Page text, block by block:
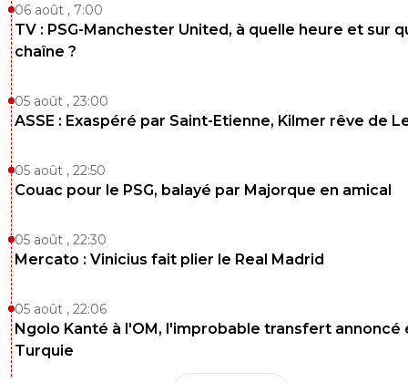
06 août , 7:00
TV : PSG-Manchester United, à quelle heure et sur
chaîne ?
05 août , 23:00
ASSE : Exaspéré par Saint-Etienne, Kilmer rêve de
05 août , 22:50
Couac pour le PSG, balayé par Majorque en amical
05 août , 22:30
Mercato : Vinicius fait plier le Real Madrid
05 août , 22:06
Ngolo Kanté à l'OM, l'improbable transfert annoncé
Turquie